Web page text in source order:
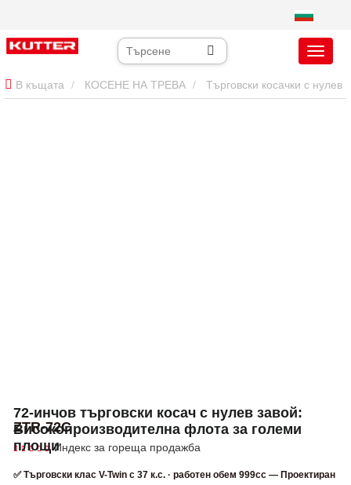
В къщата КОСЕНЕ НА ТРЕВА Търговски косачки с нулев
72-инчов търговски косач с нулев завой:
Високопроизводителна флота за големи
площи
ZTR-72C
Индекс за гореща продажба
✅ Търговски клас V-Twin с 37 к.с. · работен обем 999cc — Проектиран